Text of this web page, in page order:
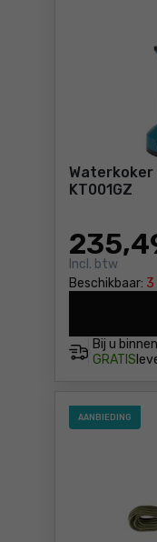
Waterkoker
KT001GZ
235
Incl. btw
Beschikbaar: 3
Bij u binnen
GRATIS
AANBIEDING